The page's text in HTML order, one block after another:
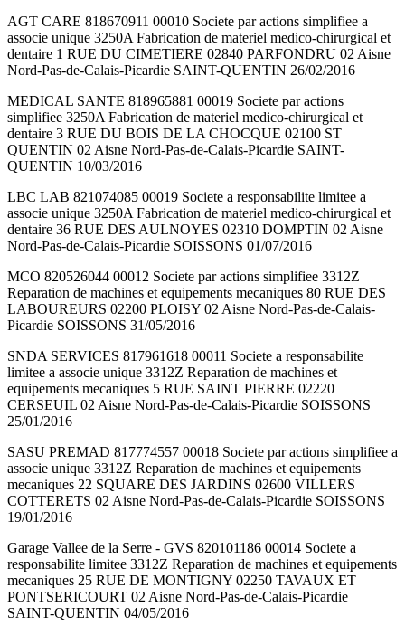
AGT CARE 818670911 00010 Societe par actions simplifiee a
associe unique 3250A Fabrication de materiel medico-chirurgical et
dentaire 1 RUE DU CIMETIERE 02840 PARFONDRU 02 Aisne
Nord-Pas-de-Calais-Picardie SAINT-QUENTIN 26/02/2016
MEDICAL SANTE 818965881 00019 Societe par actions
simplifiee 3250A Fabrication de materiel medico-chirurgical et
dentaire 3 RUE DU BOIS DE LA CHOCQUE 02100 ST
QUENTIN 02 Aisne Nord-Pas-de-Calais-Picardie SAINT-
QUENTIN 10/03/2016
LBC LAB 821074085 00019 Societe a responsabilite limitee a
associe unique 3250A Fabrication de materiel medico-chirurgical et
dentaire 36 RUE DES AULNOYES 02310 DOMPTIN 02 Aisne
Nord-Pas-de-Calais-Picardie SOISSONS 01/07/2016
MCO 820526044 00012 Societe par actions simplifiee 3312Z
Reparation de machines et equipements mecaniques 80 RUE DES
LABOUREURS 02200 PLOISY 02 Aisne Nord-Pas-de-Calais-
Picardie SOISSONS 31/05/2016
SNDA SERVICES 817961618 00011 Societe a responsabilite
limitee a associe unique 3312Z Reparation de machines et
equipements mecaniques 5 RUE SAINT PIERRE 02220
CERSEUIL 02 Aisne Nord-Pas-de-Calais-Picardie SOISSONS
25/01/2016
SASU PREMAD 817774557 00018 Societe par actions simplifiee a
associe unique 3312Z Reparation de machines et equipements
mecaniques 22 SQUARE DES JARDINS 02600 VILLERS
COTTERETS 02 Aisne Nord-Pas-de-Calais-Picardie SOISSONS
19/01/2016
Garage Vallee de la Serre - GVS 820101186 00014 Societe a
responsabilite limitee 3312Z Reparation de machines et equipements
mecaniques 25 RUE DE MONTIGNY 02250 TAVAUX ET
PONTSERICOURT 02 Aisne Nord-Pas-de-Calais-Picardie
SAINT-QUENTIN 04/05/2016